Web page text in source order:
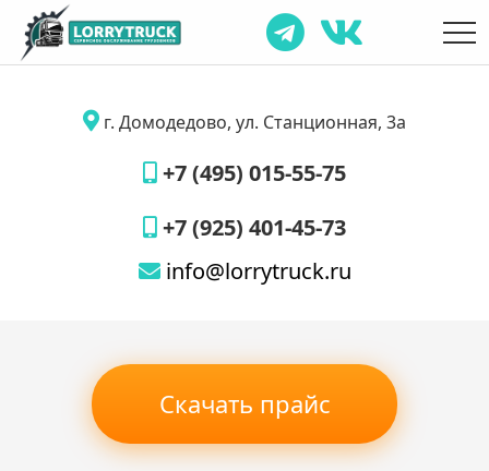
г. Домодедово, ул. Станционная, 3а
+7 (495) 015-55-75
+7 (925) 401-45-73
info@lorrytruck.ru
Скачать прайс